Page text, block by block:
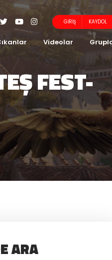
GIRIŞ KAYDOL
Videolar
FEST-
ARA